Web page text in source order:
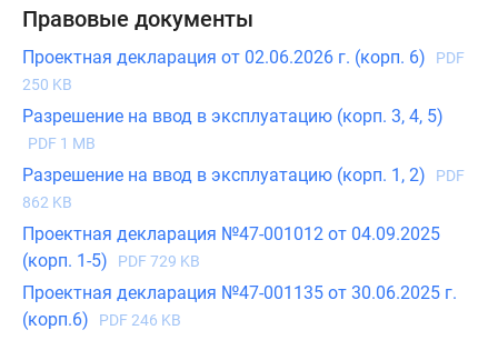
Правовые документы
Проектная декларация от 02.06.2026 г. (корп. 6)
PDF
250 KB
Разрешение на ввод в эксплуатацию (корп. 3, 4, 5)
PDF 1 MB
Разрешение на ввод в эксплуатацию (корп. 1, 2)
PDF
862 KB
Проектная декларация №47-001012 от 04.09.2025
(корп. 1-5)
PDF 729 KB
Проектная декларация №47-001135 от 30.06.2025 г.
(корп.6)
PDF 246 KB